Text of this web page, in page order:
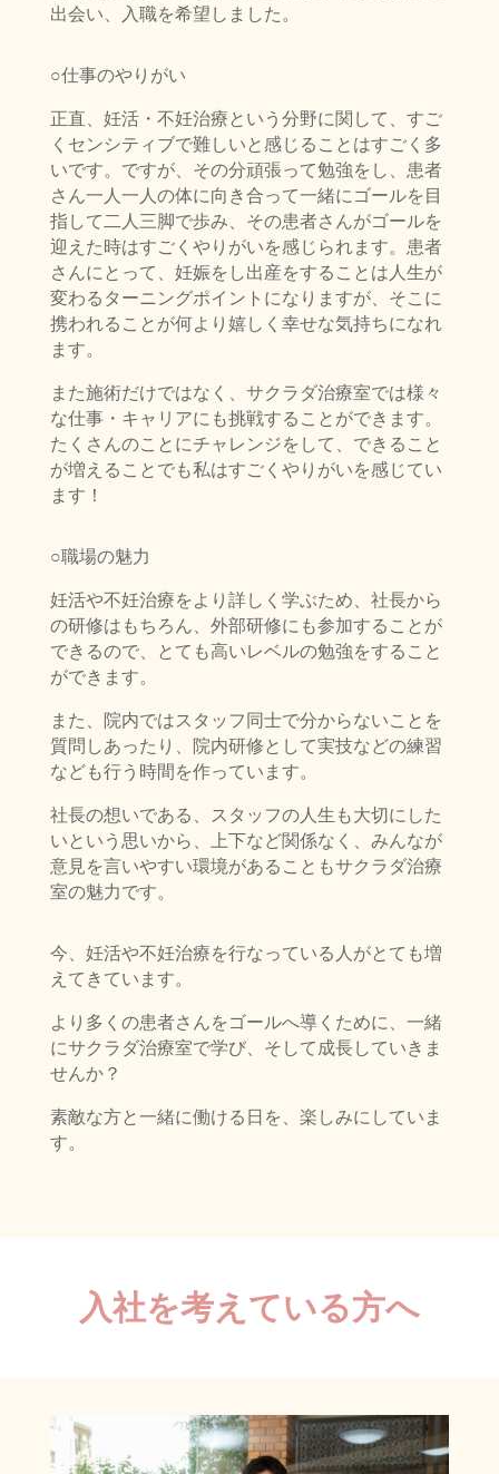
出会い、入職を希望しました。
○仕事のやりがい
正直、妊活・不妊治療という分野に関して、すご
くセンシティブで難しいと感じることはすごく多
いです。ですが、その分頑張って勉強をし、患者
さん一人一人の体に向き合って一緒にゴールを目
指して二人三脚で歩み、その患者さんがゴールを
迎えた時はすごくやりがいを感じられます。患者
さんにとって、妊娠をし出産をすることは人生が
変わるターニングポイントになりますが、そこに
携われることが何より嬉しく幸せな気持ちになれ
ます。
また施術だけではなく、サクラダ治療室では様々
な仕事・キャリアにも挑戦することができます。
たくさんのことにチャレンジをして、できること
が増えることでも私はすごくやりがいを感じてい
ます！
○職場の魅力
妊活や不妊治療をより詳しく学ぶため、社長から
の研修はもちろん、外部研修にも参加することが
できるので、とても高いレベルの勉強をすること
ができます。
また、院内ではスタッフ同士で分からないことを
質問しあったり、院内研修として実技などの練習
なども行う時間を作っています。
社長の想いである、スタッフの人生も大切にした
いという思いから、上下など関係なく、みんなが
意見を言いやすい環境があることもサクラダ治療
室の魅力です。
今、妊活や不妊治療を行なっている人がとても増
えてきています。
より多くの患者さんをゴールへ導くために、一緒
にサクラダ治療室で学び、そして成長していきま
せんか？
素敵な方と一緒に働ける日を、楽しみにしていま
す。
入社を考えている方へ